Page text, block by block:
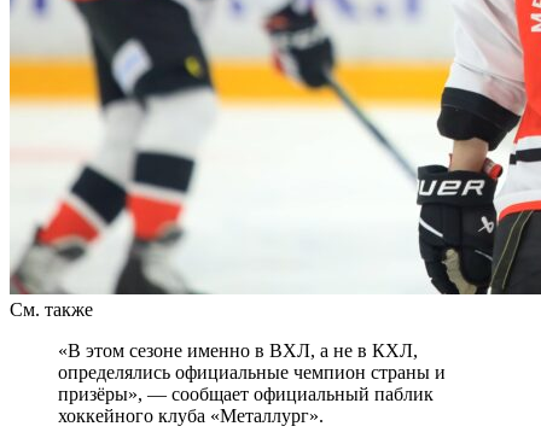
См. также
«В этом сезоне именно в ВХЛ, а не в КХЛ,
определялись официальные чемпион страны и
призёры», — сообщает официальный паблик
хоккейного клуба «Металлург».